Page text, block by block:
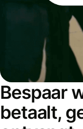
Bespaar
betaalt,